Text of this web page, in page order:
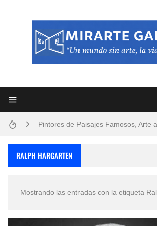
Pintores de Paisajes Famosos, Arte
San Valentín Dibujos a Lápiz del 14
RALPH HARGARTEN
Mostrando las entradas con la etiqueta